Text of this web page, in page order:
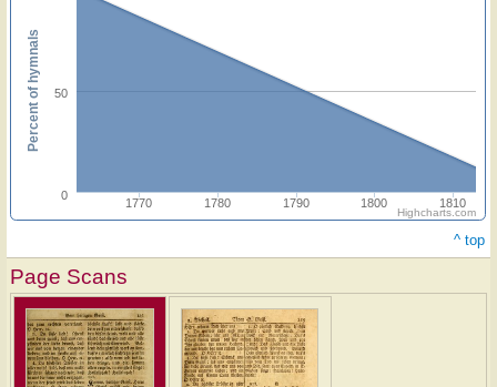
1770 1780 1790 1800 1810
0
50
Percent of hymnals
Highcharts.com
^ top
Page Scans